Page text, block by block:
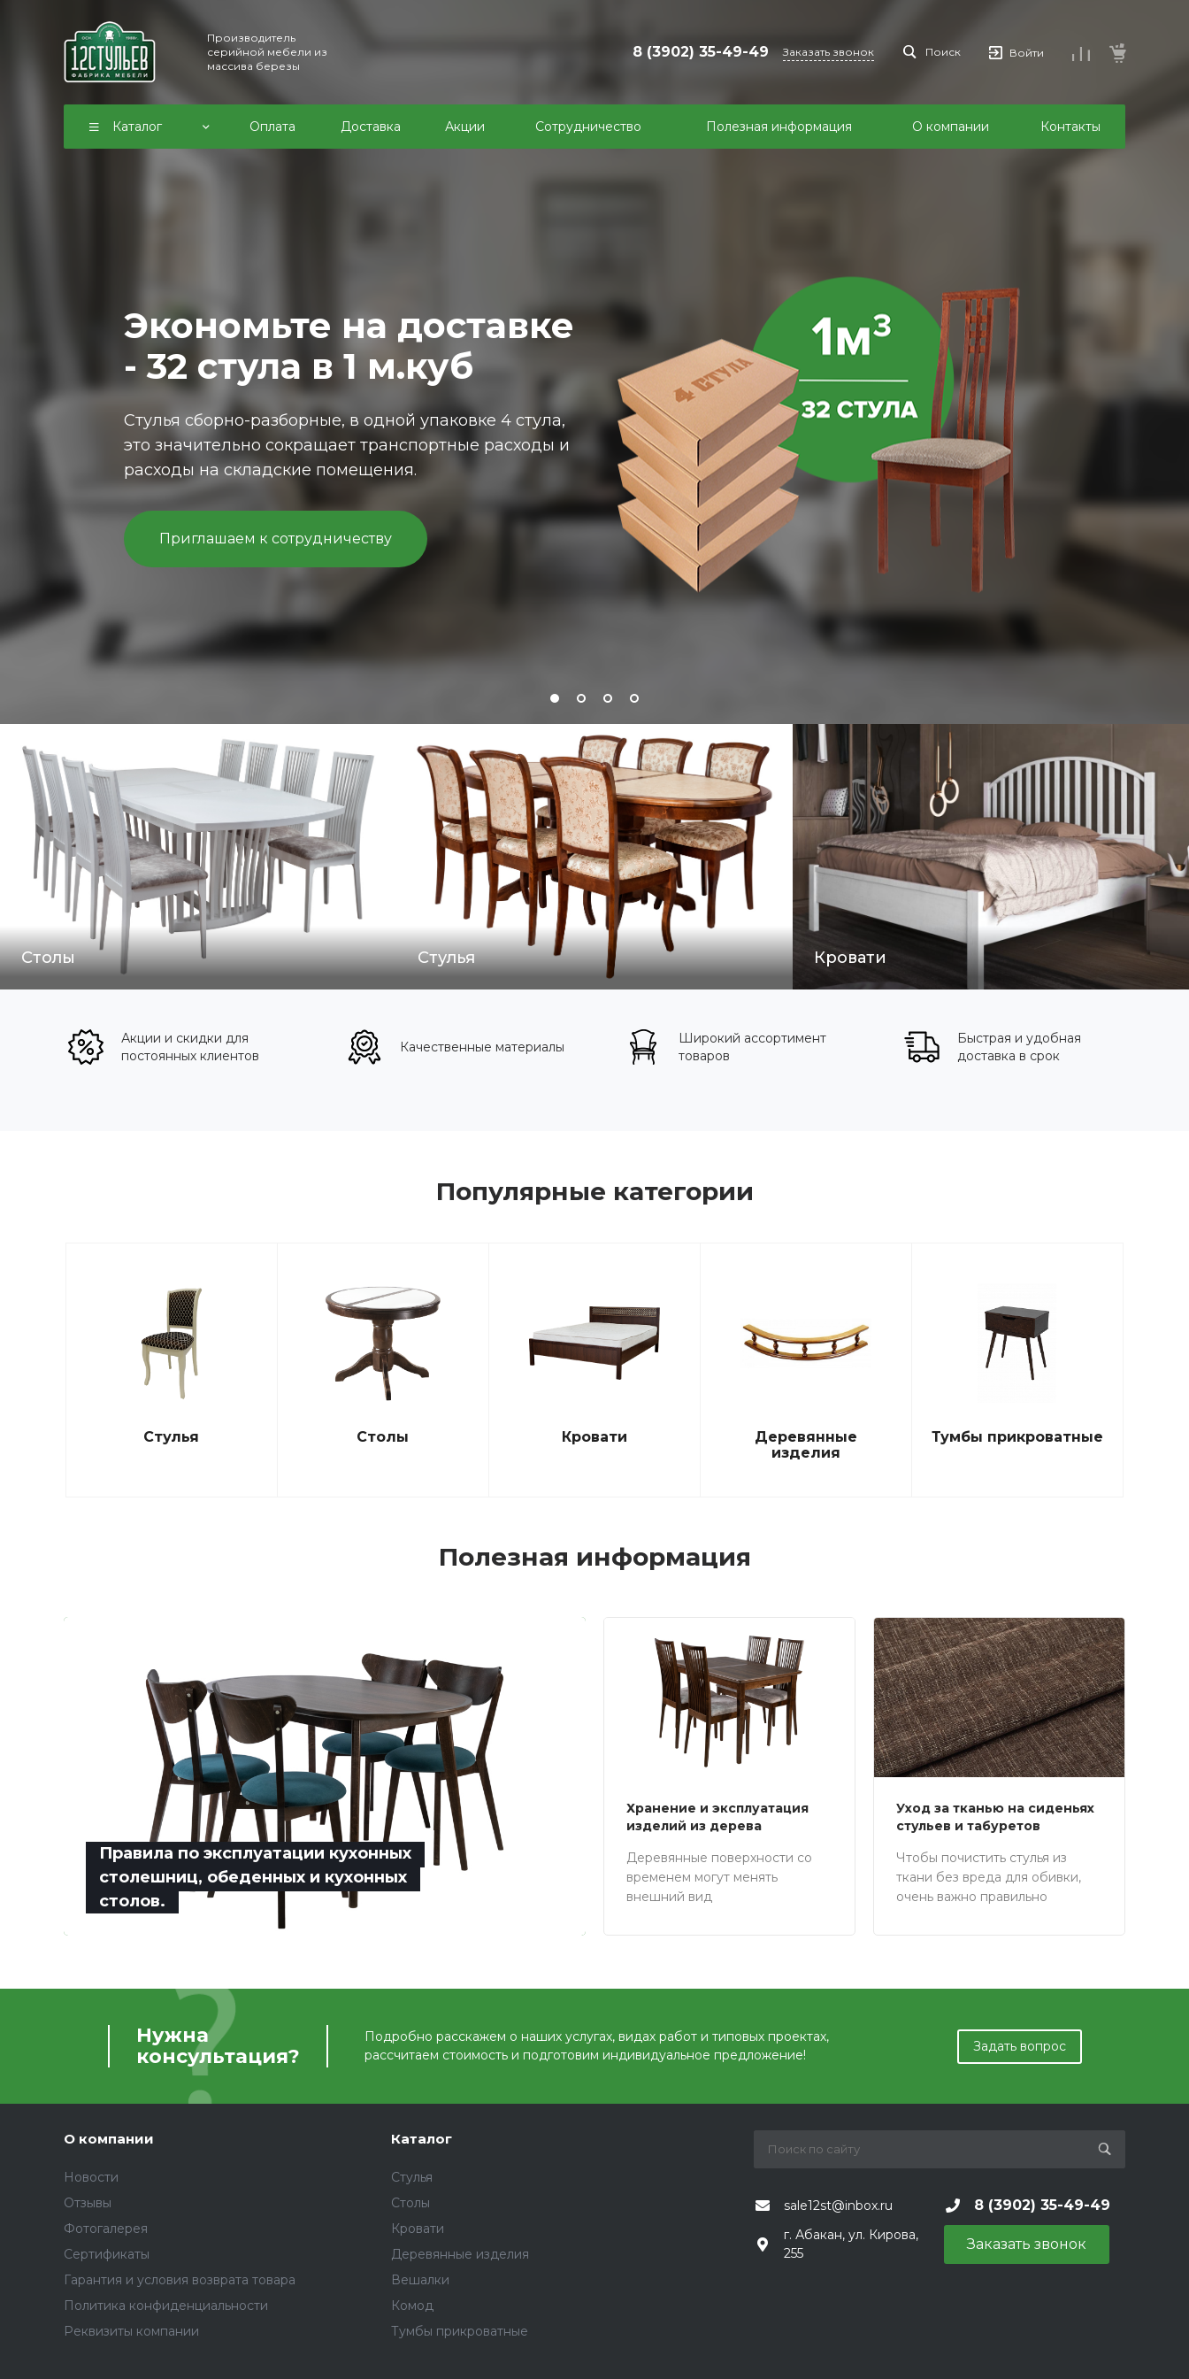
Производитель
серийной мебели из
массива березы
8 (3902) 35-49-49 Заказать звонок Поиск Войти
Каталог Оплата Доставка Акции Сотрудничество Полезная информация О компании Контакты
Стулья из массива
березы
Каркас изготовлен из массива сибирской берёзы,
которая является прекрасным мебельным
материалом.
Смотреть сейчас
Столы Стулья Кровати
Акции и скидки для
постоянных клиентов
Качественные материалы
Широкий ассортимент
товаров
Быстрая и удобная
доставка в срок
Популярные категории
Стулья Столы Кровати
Деревянные
изделия
Тумбы прикроватные
Полезная информация
Правила по эксплуатации кухонных
столешниц, обеденных и кухонных
столов.
Хранение и эксплуатация
изделий из дерева
Деревянные поверхности со
временем могут менять
внешний вид
Уход за тканью на сиденьях
стульев и табуретов
Чтобы почистить стулья из
ткани без вреда для обивки,
очень важно правильно
Нужна
консультация?
Подробно расскажем о наших услугах, видах работ и типовых проектах,
рассчитаем стоимость и подготовим индивидуальное предложение!
Задать вопрос
О компании
Новости
Отзывы
Фотогалерея
Сертификаты
Гарантия и условия возврата товара
Политика конфиденциальности
Реквизиты компании
Каталог
Стулья
Столы
Кровати
Деревянные изделия
Вешалки
Комод
Тумбы прикроватные
sale12st@inbox.ru 8 (3902) 35-49-49
г. Абакан, ул. Кирова,
255
Заказать звонок